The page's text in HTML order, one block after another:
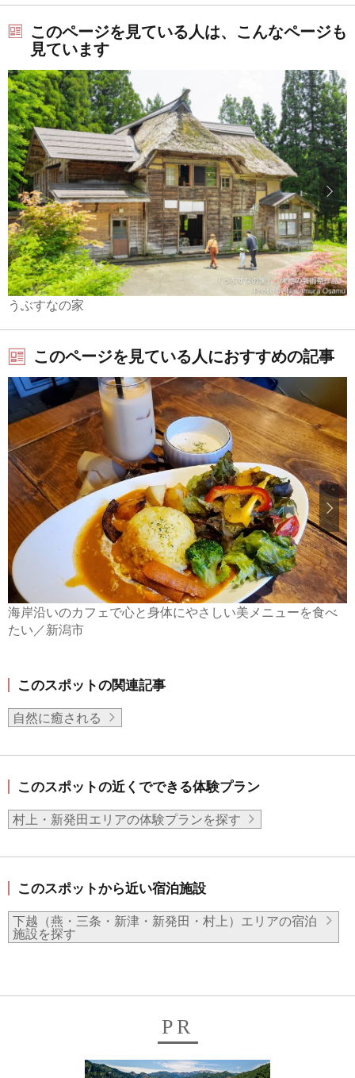
このページを見ている人は、こんなページも
見ています
うぶすなの家
このページを見ている人におすすめの記事
海岸沿いのカフェで心と身体にやさしい美メニューを食べ
たい／新潟市
このスポットの関連記事
自然に癒される
このスポットの近くでできる体験プラン
村上・新発田エリアの体験プランを探す
このスポットから近い宿泊施設
下越（燕・三条・新津・新発田・村上）エリアの宿泊
施設を探す
PR